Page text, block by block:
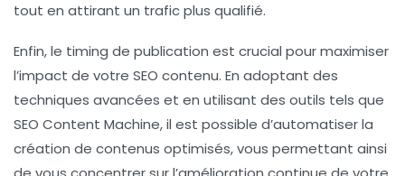
tout en attirant un trafic plus qualifié.
Enfin, le timing de publication est crucial pour maximiser
l’impact de votre SEO contenu. En adoptant des
techniques avancées et en utilisant des outils tels que
SEO Content Machine, il est possible d’automatiser la
création de contenus optimisés, vous permettant ainsi